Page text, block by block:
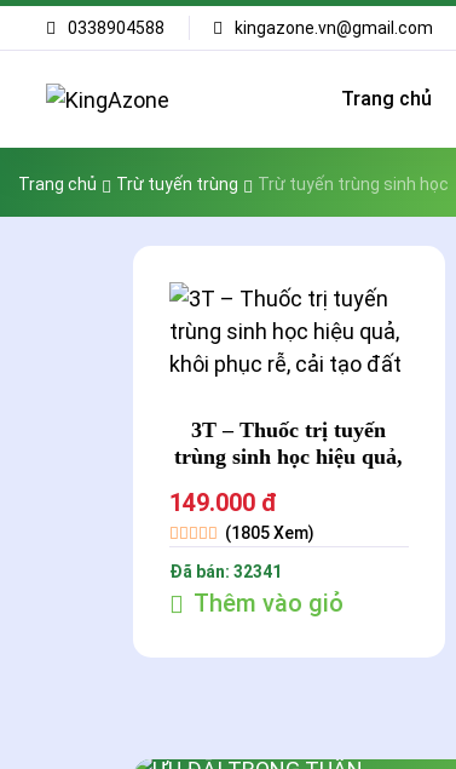
0338904588 kingazone.vn@gmail.com
Trang chủ
Trang chủ Trừ tuyến trùng Trừ tuyến trùng sinh học
3T – Thuốc trị tuyến
trùng sinh học hiệu quả,
149.000 đ
(1805 Xem)
Đã bán: 32341
Thêm vào giỏ